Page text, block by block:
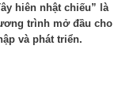
hiên nhật chiếu” là
trình mở đầu cho
và phát triển.